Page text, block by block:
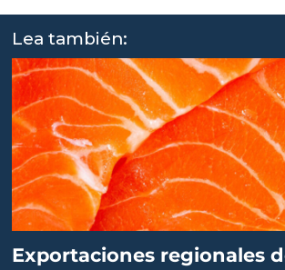
Lea también:
Exportaciones regionales